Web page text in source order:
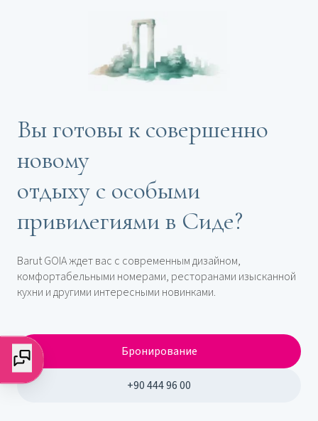
Вы готовы к совершенно
новому
отдыху с особыми
привилегиями в Сиде?
Barut GOIA ждет вас с современным дизайном,
комфортабельными номерами, ресторанами изысканной
кухни и другими интересными новинками.
Бронирование
+90 444 96 00